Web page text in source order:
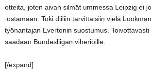
otteita, joten aivan silmät ummessa Leipzig ei
ostamaan. Toki diiliin tarvittaisiin vielä
työnantajan Evertonin suostumus.
saadaan Bundesliigan viheriöille.
[/expand]